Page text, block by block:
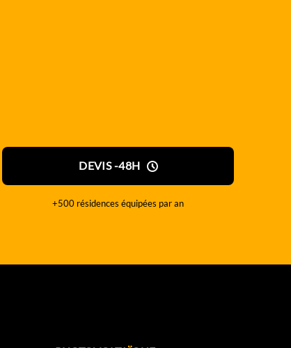
DEVIS -48H
+500 résidences équipées par an